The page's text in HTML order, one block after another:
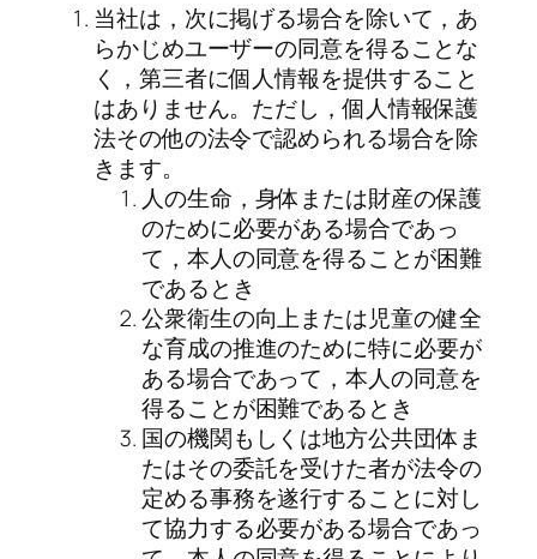
当社は，次に掲げる場合を除いて，あ
らかじめユーザーの同意を得ることな
く，第三者に個人情報を提供すること
はありません。ただし，個人情報保護
法その他の法令で認められる場合を除
きます。
人の生命，身体または財産の保護
のために必要がある場合であっ
て，本人の同意を得ることが困難
であるとき
公衆衛生の向上または児童の健全
な育成の推進のために特に必要が
ある場合であって，本人の同意を
得ることが困難であるとき
国の機関もしくは地方公共団体ま
たはその委託を受けた者が法令の
定める事務を遂行することに対し
て協力する必要がある場合であっ